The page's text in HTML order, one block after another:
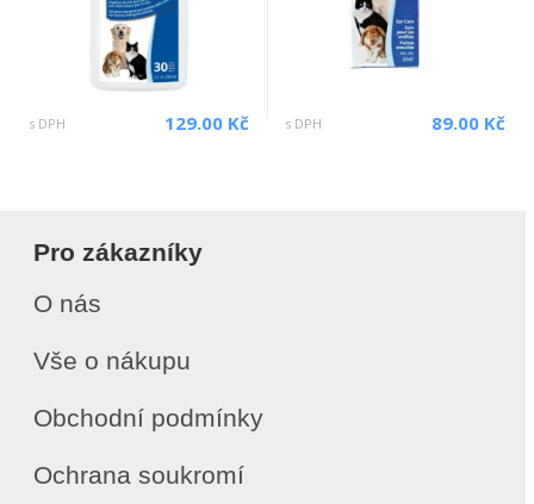
s DPH 129.00 Kč s DPH 89.00 Kč
Pro zákazníky
O nás
Vše o nákupu
Obchodní podmínky
Ochrana soukromí